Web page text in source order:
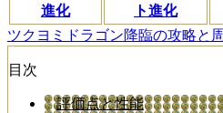
進化
ト進化
ツクヨミドラゴン降臨の攻略と
目次
評価点と性能